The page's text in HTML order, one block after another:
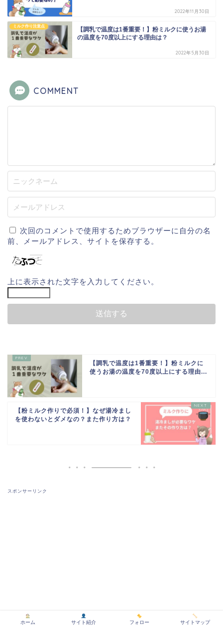
2022年11月30日
ミルク作り注意点
【調乳で温度は1番重要！】粉ミルクに使うお湯
の温度を70度以上にする理由は？
2022年5月30日
COMMENT
次回のコメントで使用するためブラウザーに自分の名
前、メールアドレス、サイトを保存する。
上に表示された文字を入力してください。
【調乳で温度は1番重要！】粉ミルクに
使うお湯の温度を70度以上にする理由...
【粉ミルク作りで必須！】なぜ湯冷まし
を使わないとダメなの？また作り方は？
スポンサーリンク
ホーム サイト紹介 フォロー サイトマップ